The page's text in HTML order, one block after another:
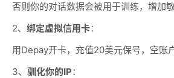
否则你的对话数据会被用于训练，增加
2、 绑定虚拟信用卡：
用Depay开卡，充值20美元保号，空账
3、 驯化你的IP：